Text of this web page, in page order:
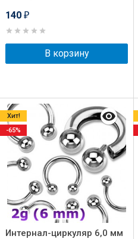
140 ₽
В корзину
Интернал-циркуляр 6,0 мм
Хит!
-65%